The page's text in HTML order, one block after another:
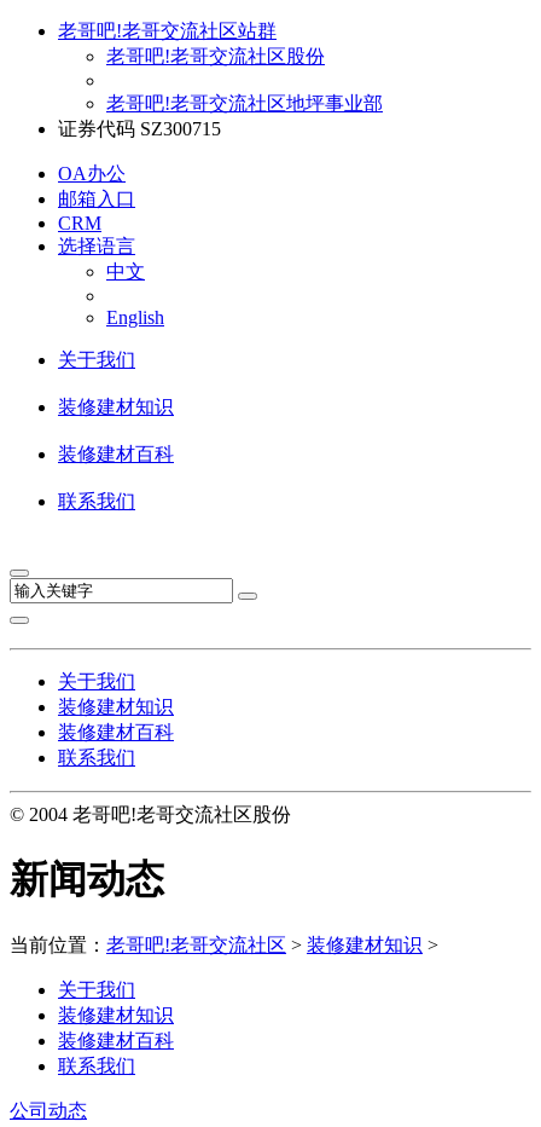
老哥吧!老哥交流社区站群
老哥吧!老哥交流社区股份
老哥吧!老哥交流社区地坪事业部
证券代码 SZ300715
OA办公
邮箱入口
CRM
选择语言
中文
English
关于我们
装修建材知识
装修建材百科
联系我们
关于我们
装修建材知识
装修建材百科
联系我们
© 2004 老哥吧!老哥交流社区股份
新闻动态
当前位置： 老哥吧!老哥交流社区 > 装修建材知识 >
关于我们
装修建材知识
装修建材百科
联系我们
公司动态